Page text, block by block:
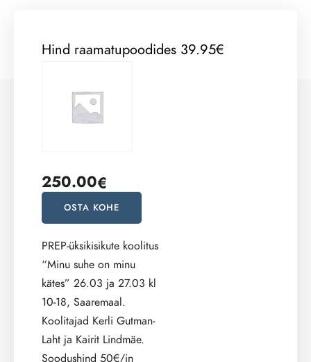
Hind raamatupoodides 39.95€
250.00€
OSTA KOHE
PREP-üksikisikute koolitus
“Minu suhe on minu
kätes” 26.03 ja 27.03 kl
10-18, Saaremaal.
Koolitajad Kerli Gutman-
Laht ja Kairit Lindmäe.
Soodushind 50€/in